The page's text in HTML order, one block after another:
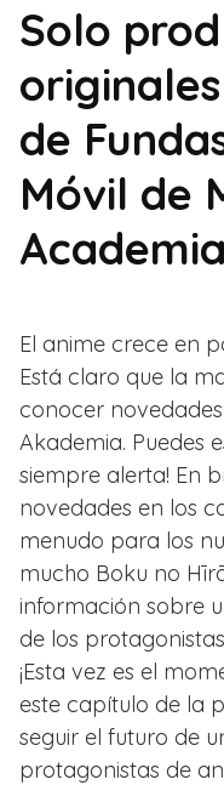
Solo
de
Móvil de
Academia
El anime crece en
Está claro que la
conocer
Akademia. Puedes
siempre alerta! En
novedades en los
menudo para los
mucho Boku no
información sobre
de los
¡Esta vez es el
este capítulo de la
seguir el futuro de
protagonistas de